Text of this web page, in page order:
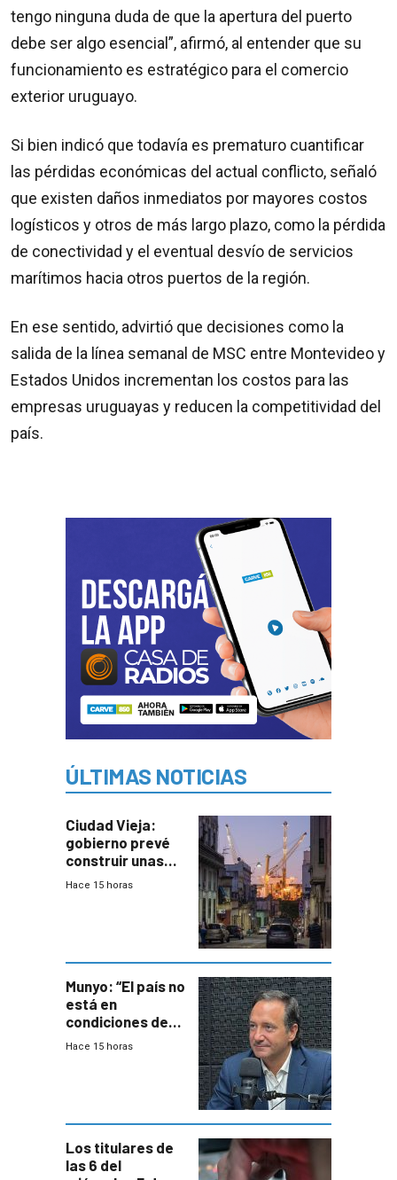
tengo ninguna duda de que la apertura del puerto
debe ser algo esencial”, afirmó, al entender que su
funcionamiento es estratégico para el comercio
exterior uruguayo.
Si bien indicó que todavía es prematuro cuantificar
las pérdidas económicas del actual conflicto, señaló
que existen daños inmediatos por mayores costos
logísticos y otros de más largo plazo, como la pérdida
de conectividad y el eventual desvío de servicios
marítimos hacia otros puertos de la región.
En ese sentido, advirtió que decisiones como la
salida de la línea semanal de MSC entre Montevideo y
Estados Unidos incrementan los costos para las
empresas uruguayas y reducen la competitividad del
país.
ÚLTIMAS NOTICIAS
Ciudad Vieja:
gobierno prevé
construir unas
mil viviendas en
Hace 15 horas
Munyo: “El país no
está en
condiciones de
enfrentar una
Hace 15 horas
Los titulares de
las 6 del